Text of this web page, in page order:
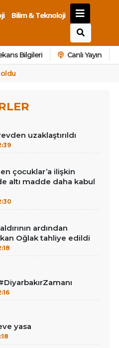
Bilim & Teknoloji
Bilgileri Canlı Yayın
uzaklaştırıldı
çocuklar’a ilişkin
altı madde daha kabul
ardından
Oğlak tahliye edildi
yasa